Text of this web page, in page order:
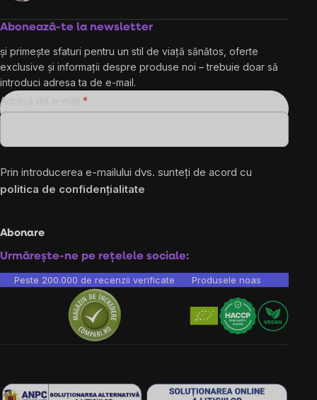
Abonează-te la newsletter
și primește sfaturi pentru un stil de viață sănătos, oferte
exclusive și informații despre produse noi – trebuie doar să
introduci adresa ta de e-mail.
Adresă de e-mail
Prin introducerea e-mailului dvs. sunteți de acord cu
politica de confidențialitate
Abonare
Urmărește-ne pe rețelele sociale:
Peste 200.000 de recenzii verificate Produsele noastre sunt